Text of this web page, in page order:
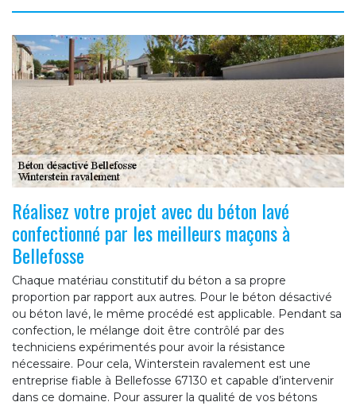
Réalisez votre projet avec du béton lavé
confectionné par les meilleurs maçons à
Bellefosse
Chaque matériau constitutif du béton a sa propre
proportion par rapport aux autres. Pour le béton désactivé
ou béton lavé, le même procédé est applicable. Pendant sa
confection, le mélange doit être contrôlé par des
techniciens expérimentés pour avoir la résistance
nécessaire. Pour cela, Winterstein ravalement est une
entreprise fiable à Bellefosse 67130 et capable d’intervenir
dans ce domaine. Pour assurer la qualité de vos bétons